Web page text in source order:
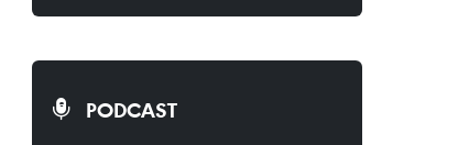
PODCAST